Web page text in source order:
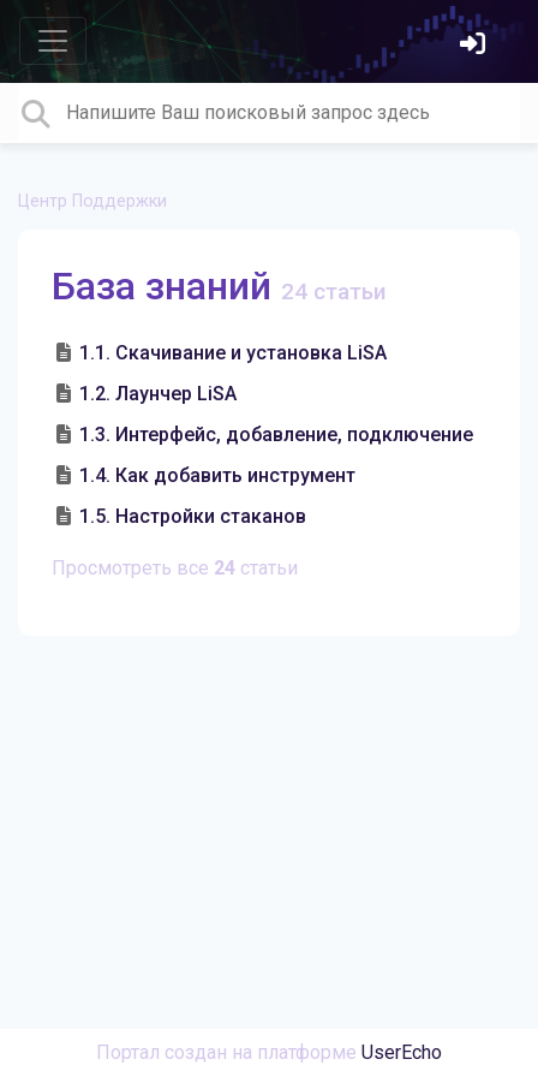
Центр Поддержки
База знаний 24 статьи
1.1. Скачивание и установка LiSA
1.2. Лаунчер LiSA
1.3. Интерфейс, добавление, подключение
1.4. Как добавить инструмент
1.5. Настройки стаканов
Просмотреть все 24 статьи
Портал создан на платформе UserEcho